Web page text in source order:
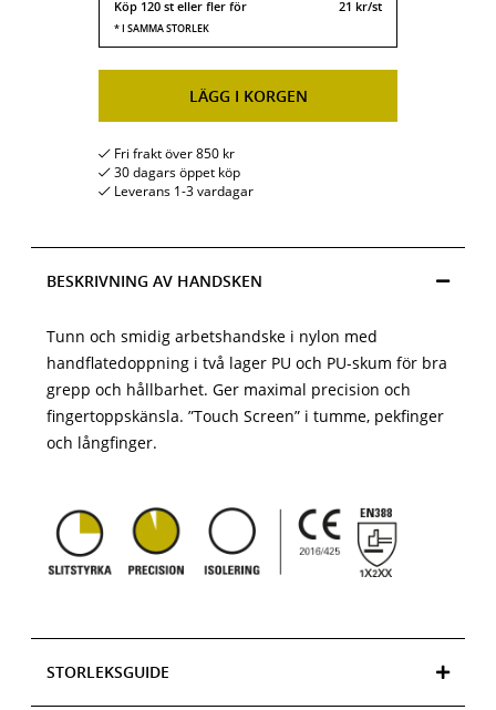
Köp 120 st eller fler för 21 kr/st
LÄGG I KORGEN
Fri frakt över 850 kr
30 dagars öppet köp
Leverans 1-3 vardagar
BESKRIVNING AV HANDSKEN
Tunn och smidig arbetshandske i nylon med
handflatedoppning i två lager PU och PU-skum för bra
grepp och hållbarhet. Ger maximal precision och
fingertoppskänsla. ”Touch Screen” i tumme, pekfinger
och långfinger.
STORLEKSGUIDE